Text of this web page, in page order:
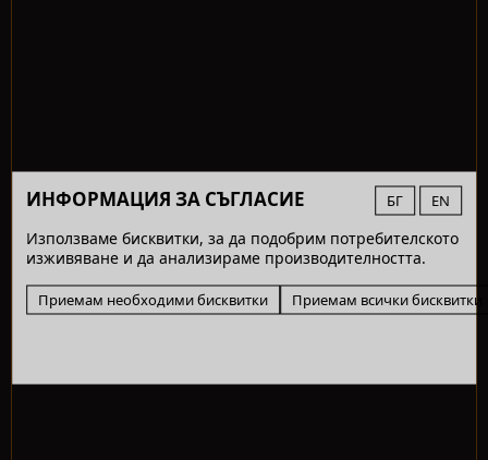
ИНФОРМАЦИЯ ЗА СЪГЛАСИЕ БГ EN
Използваме бисквитки, за да подобрим потребителското
изживяване и да анализираме производителността.
Приемам необходими бисквитки Приемам всички бисквитки